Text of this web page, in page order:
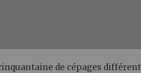
de cépages